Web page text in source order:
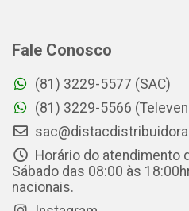
Fale Conosco
(81) 3229-5577 (SAC)
(81) 3229-5566
Horário do atendimento
Sábado das 08:00 às
nacionais.